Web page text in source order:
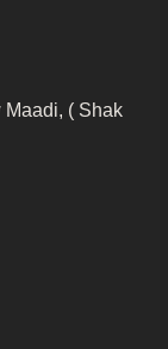
( Shak